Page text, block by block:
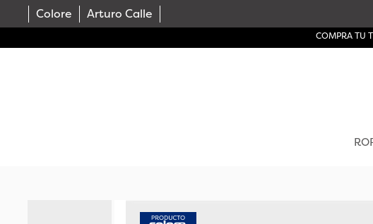
Colore Arturo Calle
COMPRA TU TRAJE Y RECIBE EL SERVICIO DE SASTRERÍA